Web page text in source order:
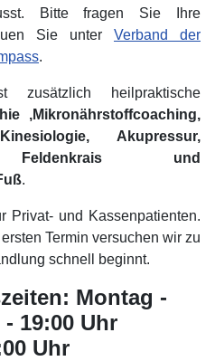
Bitte fragen Sie Ihre
Sie unter Verband der
.
zusätzlich heilpraktische
,Mikronährstoffcoaching,
Akupressur,
Feldenkrais und
.
Privat- und Kassenpatienten.
Termin versuchen wir zu
schnell beginnt.
Montag -
19:00 Uhr
Uhr